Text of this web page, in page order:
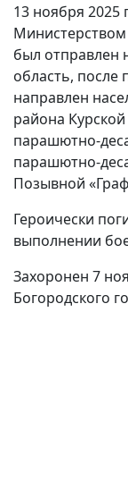
13 ноября 2025
был отправлен
область,
направлен
района
парашютно-
парашютно-
Позывной
Героически
выполнении
Захоронен 7
Богородского